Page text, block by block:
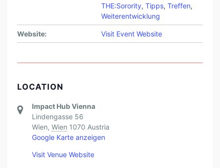
THE:Sorority, Tipps, Treffen,
Weiterentwicklung
Website: Visit Event Website
LOCATION
Impact Hub Vienna
Lindengasse 56
Wien, Wien 1070 Austria
Google Karte anzeigen
Visit Venue Website